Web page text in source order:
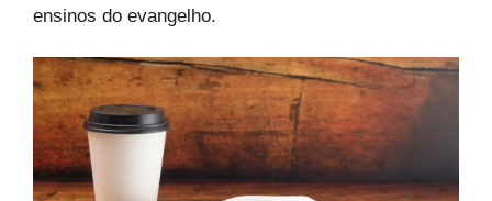
ensinos do evangelho.